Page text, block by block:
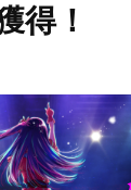
得！